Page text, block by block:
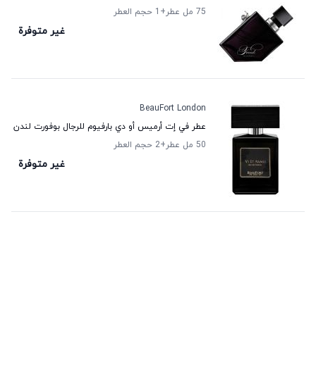
75 مل عطر
+1 حجم العطر
غير متوفرة
BeauFort London
عطر في إت أرميس أو دي بارفيوم للرجال بوفورت لندن
50 مل عطر
+2 حجم العطر
غير متوفرة